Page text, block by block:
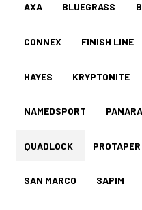
AXA BLUEGRASS
CONNEX FINISH LINE
HAYES KRYPTONITE
NAMEDSPORT
QUADLOCK PROTAPER
SAN MARCO SAPIM